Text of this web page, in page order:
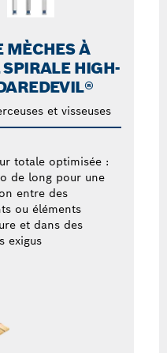
MÈCHES À
HIGH-
et visseuses
totale optimisée :
de long pour une
entre des
ou éléments
et dans des
exigus